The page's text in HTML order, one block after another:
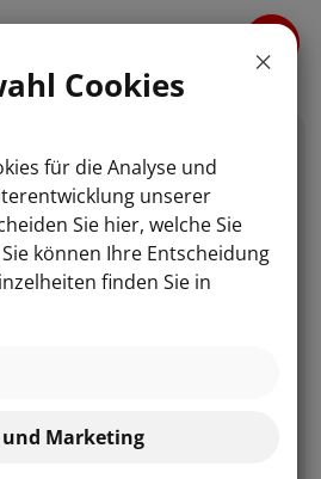
TOMOGRAPHIE
Cookies
für die Analyse und
unserer
Sie hier, welche Sie
können Ihre Entscheidung
finden Sie in
Marketing